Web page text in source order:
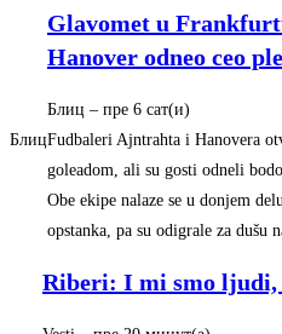
Блиц
Glavomet u
Hanover odneo ceo
Блиц – ‎пре 6 сат(и)‎
Fudbaleri Ajntrahta i Hanovera
goleadom, ali su gosti odneli
Obe ekipe nalaze se u donjem
opstanka, pa su odigrale za dušu
Riberi: I mi smo ljudi,